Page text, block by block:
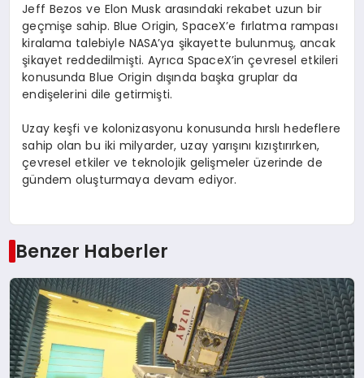
Jeff Bezos ve Elon Musk arasındaki rekabet uzun bir
geçmişe sahip. Blue Origin, SpaceX’e fırlatma rampası
kiralama talebiyle NASA’ya şikayette bulunmuş, ancak
şikayet reddedilmişti. Ayrıca SpaceX’in çevresel etkileri
konusunda Blue Origin dışında başka gruplar da
endişelerini dile getirmişti.
Uzay keşfi ve kolonizasyonu konusunda hırslı hedeflere
sahip olan bu iki milyarder, uzay yarışını kızıştırırken,
çevresel etkiler ve teknolojik gelişmeler üzerinde de
gündem oluşturmaya devam ediyor.
Benzer Haberler